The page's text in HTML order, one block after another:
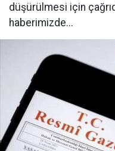
düşürülmesi için
haberimizde...